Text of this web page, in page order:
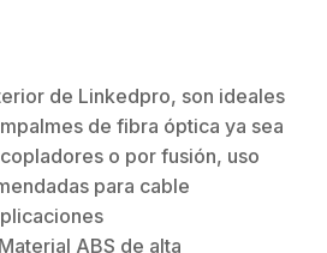
de Linkedpro, son ideales
de fibra óptica ya sea
o por fusión, uso
para cable
ABS de alta